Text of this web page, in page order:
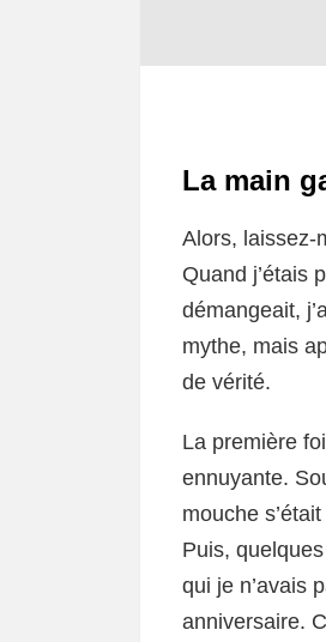
La main
Alors, laissez-
Quand j’étais
démangeait,
mythe, mais
de vérité.
La première
ennuyante.
mouche
Puis,
qui je n’avais
anniversaire.